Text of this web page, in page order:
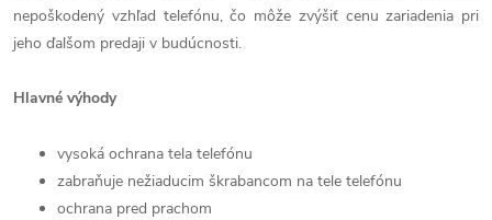
nepoškodený vzhľad telefónu, čo môže zvýšiť cenu zariadenia pri
jeho ďalšom predaji v budúcnosti.
Hlavné výhody
vysoká ochrana tela telefónu
zabraňuje nežiaducim škrabancom na tele telefónu
ochrana pred prachom